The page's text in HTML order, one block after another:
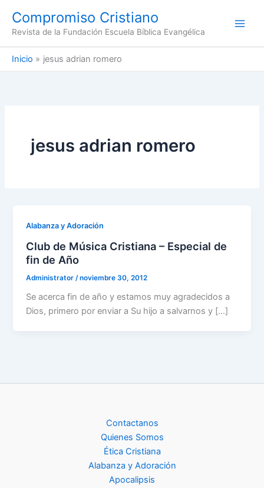
contenido
Compromiso Cristiano
Revista de la Fundación Escuela Bíblica Evangélica
Inicio jesus adrian romero
jesus adrian romero
Alabanza y Adoración
Club de Música Cristiana – Especial de
fin de Año
Administrator /noviembre 30, 2012
Se acerca fin de año y estamos muy agradecidos a
Dios, primero por enviar a Su hijo a salvarnos y […]
Contactanos
Quienes Somos
Ética Cristiana
Alabanza y Adoración
Apocalipsis